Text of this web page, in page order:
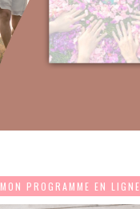
MON PROGRAMME EN LIGNE